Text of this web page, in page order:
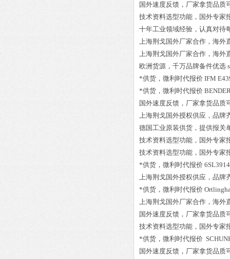
国外速度反馈，厂家拿货品质
技术资料选型功能，国外专家
十年工业领域经验，认真对待
上海荆戈国外厂家合作，海外
上海荆戈国外厂家合作，海外
欧洲货源，千万品牌备件优选
*供货，微利时代报价 IFM
*供货，微利时代报价
国外速度反馈，厂家拿货品质
上海荆戈国外授权供应，品牌
德国工业原装供货，提供报关
技术资料选型功能，国外专家
技术资料选型功能，国外专家
*供货，微利时代报价
上海荆戈国外授权供应，品牌
*供货，微利时代报价
上海荆戈国外厂家合作，海外
国外速度反馈，厂家拿货品质
技术资料选型功能，国外专家
*供货，微利时代报价
国外速度反馈，厂家拿货品质